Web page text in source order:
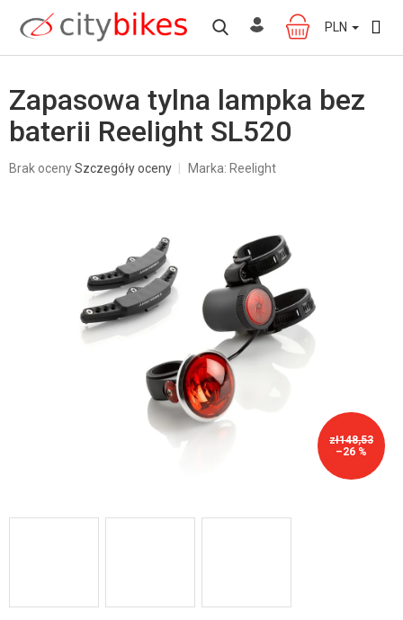
treści
KOSZYK
PLN
Zapasowa tylna lampka bez
baterii Reelight SL520
Średnia
Brak ocenySzczegóły oceny Marka: Reelight
zł148,53
–26 %